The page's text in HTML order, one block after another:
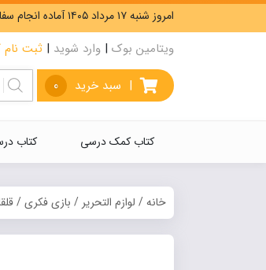
امروز شنبه ۱۷ مرداد ۱۴۰۵ آماده انجام سفارشات شما عزیزان هستیم. ارسال رایگان سفارشات بیشتر از 5،000،000 تومان.
ویتامین بوک | وارد شوید | ثبت نام
| سبد خرید 0
کتاب کمک درسی کتاب
خانه/ لوازم التحریر / بازی فکری/